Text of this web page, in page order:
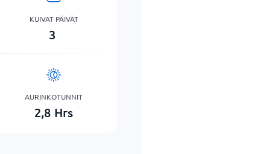
KUIVAT PÄIVÄT
3
AURINKOTUNNIT
2,8 Hrs